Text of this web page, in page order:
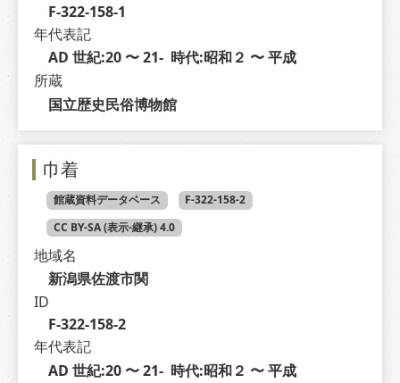
F-322-158-1
年代表記
AD 世紀:20 〜 21-  時代:昭和２ 〜 平成
所蔵
国立歴史民俗博物館
巾着
館蔵資料データベース
F-322-158-2
CC BY-SA (表示-継承) 4.0
地域名
新潟県佐渡市関
ID
F-322-158-2
年代表記
AD 世紀:20 〜 21-  時代:昭和２ 〜 平成